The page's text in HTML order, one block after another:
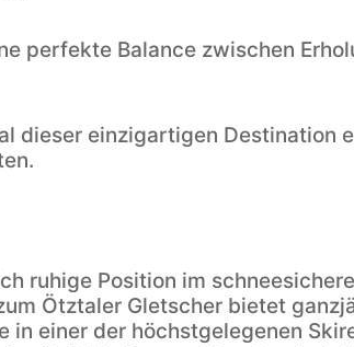
perfekte Balance zwischen
dieser einzigartigen Destination
ruhige Position im
Ötztaler Gletscher bietet
einer der höchstgelegenen